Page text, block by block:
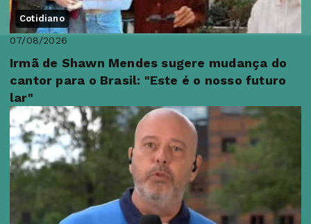
Cotidiano
07/08/2026
Irmã de Shawn Mendes sugere mudança do
cantor para o Brasil: "Este é o nosso futuro
lar"